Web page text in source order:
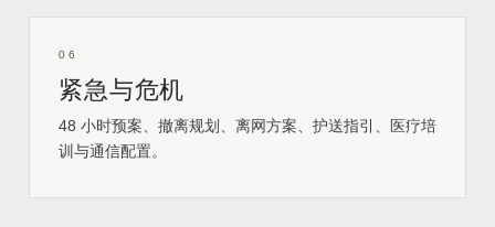
06
紧急与危机
48 小时预案、撤离规划、离网方案、护送指引、医疗培
训与通信配置。